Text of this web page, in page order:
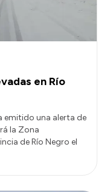
en Río
emitido una alerta de
la Zona
de Río Negro el